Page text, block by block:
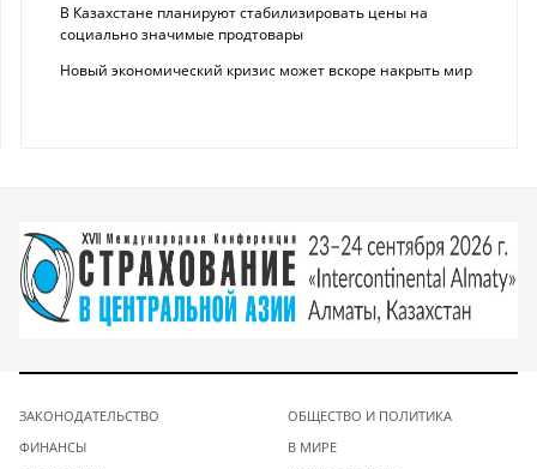
В Казахстане планируют стабилизировать цены на
социально значимые продтовары
Новый экономический кризис может вскоре накрыть мир
ЗАКОНОДАТЕЛЬСТВО
ФИНАНСЫ
ОБЩЕСТВО И ПОЛИТИКА
В МИРЕ